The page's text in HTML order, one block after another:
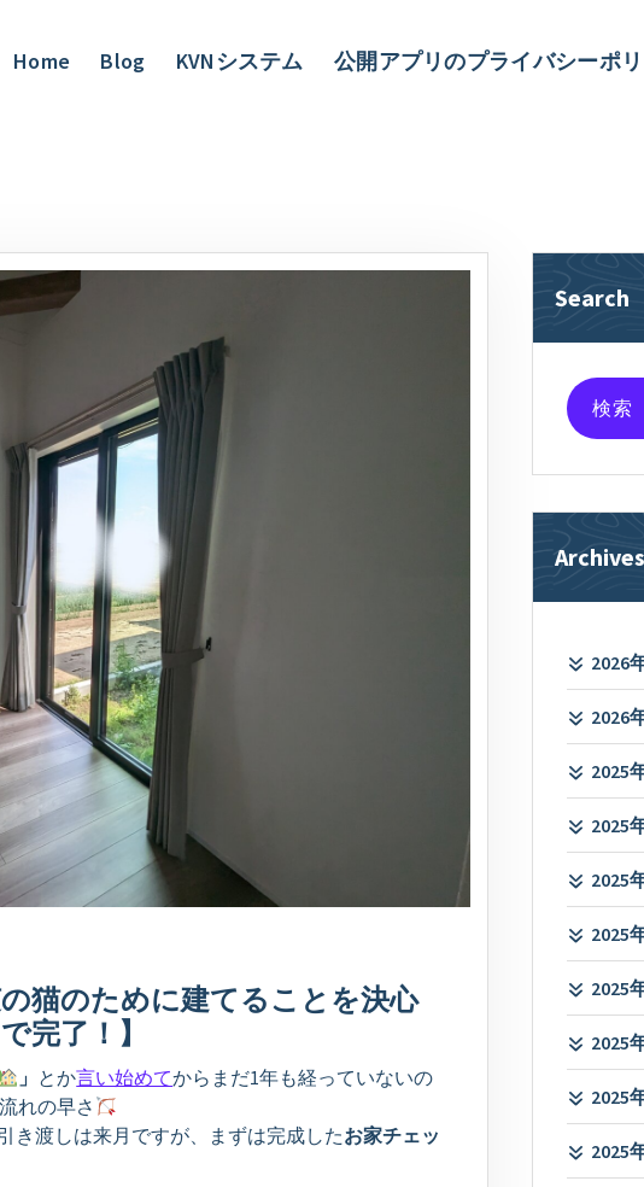
Home Blog KVNシステム 公開アプリのプライバシーポ
猫のために建てることを決心
完了！】
」 とか言い始めてからまだ1年も経っていないの
れの早さ
き渡しは来月ですが、まずは完成したお家チェッ
Search
検
索
象:
Archives
2026
2026
2025
2025
2025
2025
2025
2025
2025
2025